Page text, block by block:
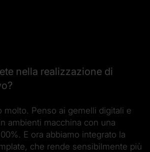
nella realizzazione di
molto. Penso ai gemelli digitali e
ambienti macchina con una
E ora abbiamo integrato la
che rende sensibilmente più